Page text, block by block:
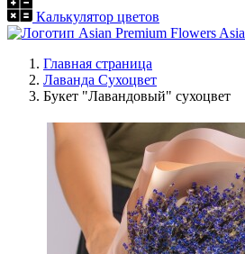
Калькулятор цветов
Главная страница
Лаванда Сухоцвет
Букет "Лавандовый" сухоцвет